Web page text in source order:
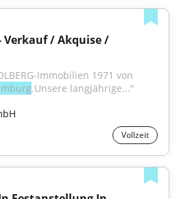
Verkauf / Akquise /
Immobilien 1971 von
.Unsere langjährige..."
Vollzeit